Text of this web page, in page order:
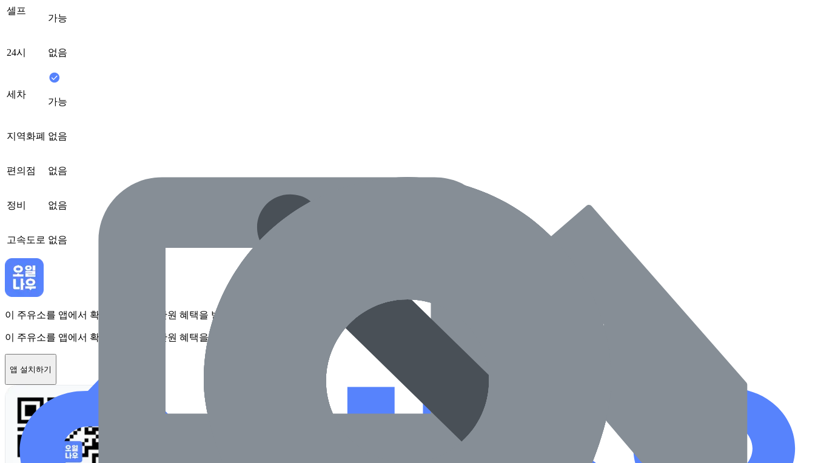
셀프
가능
24시 없음
세차
가능
지역화폐 없음
편의점 없음
정비 없음
고속도로 없음
이 주유소를 앱에서 확인하고 최대 1만원 혜택을 받아보세요
이 주유소를 앱에서 확인하고 최대 1만원 혜택을 받아보세요
앱 설치하기